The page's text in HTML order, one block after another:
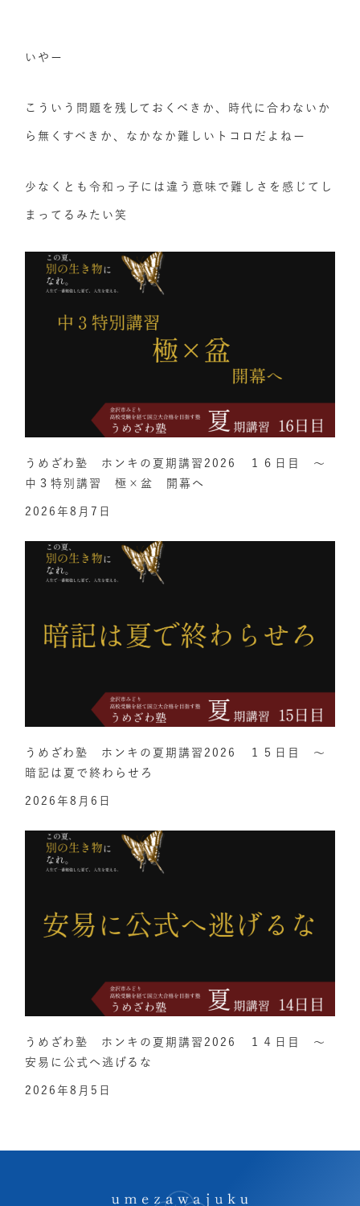
いやー
こういう問題を残しておくべきか、時代に合わないか
ら無くすべきか、なかなか難しいトコロだよねー
少なくとも令和っ子には違う意味で難しさを感じてし
まってるみたい笑
うめざわ塾 ホンキの夏期講習2026 １６日目 ～
中３特別講習 極×盆 開幕へ
2026年8月7日
うめざわ塾 ホンキの夏期講習2026 １５日目 ～
暗記は夏で終わらせろ
2026年8月6日
うめざわ塾 ホンキの夏期講習2026 １４日目 ～
安易に公式へ逃げるな
2026年8月5日